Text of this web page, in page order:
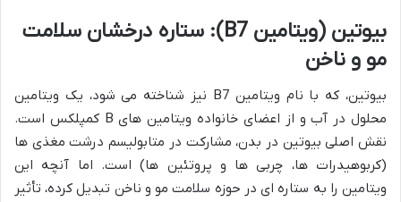
بیوتین (ویتامین B7): ستاره درخشان سلامت
مو و ناخن
بیوتین، که با نام ویتامین B7 نیز شناخته می شود، یک ویتامین
محلول در آب و از اعضای خانواده ویتامین های B کمپلکس است.
نقش اصلی بیوتین در بدن، مشارکت در متابولیسم درشت مغذی ها
(کربوهیدرات ها، چربی ها و پروتئین ها) است. اما آنچه این
ویتامین را به ستاره ای در حوزه سلامت مو و ناخن تبدیل کرده، تأثیر